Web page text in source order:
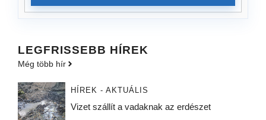
LEGFRISSEBB HÍREK
Még több hír
HÍREK - AKTUÁLIS
Vizet szállít a vadaknak az erdészet